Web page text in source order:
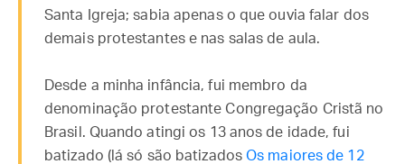
Santa Igreja; sabia apenas o que ouvia falar dos
demais protestantes e nas salas de aula.
Desde a minha infância, fui membro da
denominação protestante Congregação Cristã no
Brasil. Quando atingi os 13 anos de idade, fui
batizado (lá só são batizadosOs maiores de 12